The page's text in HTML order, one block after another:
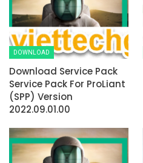
DOWNLOAD
Download Service Pack
Service Pack For ProLiant
(SPP) Version
2022.09.01.00